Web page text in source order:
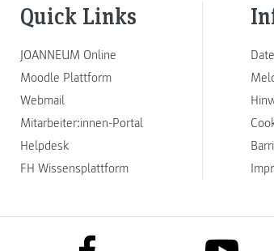
Quick Links
JOANNEUM Online
Moodle Plattform
Webmail
Mitarbeiter:innen-Portal
Helpdesk
FH Wissensplattform
link to facebook